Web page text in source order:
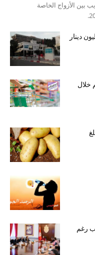
بين الأزواج الخاصة
المناطق السياحية يرصد 8 مليون دينار
خلال
رغم